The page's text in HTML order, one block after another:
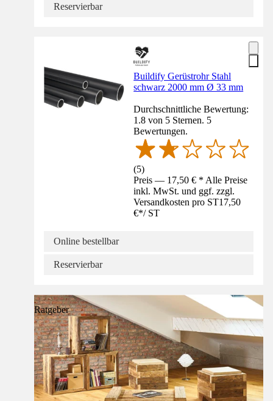
Reservierbar
Buildify Gerüstrohr Stahl
schwarz 2000 mm Ø 33 mm
Durchschnittliche Bewertung:
1.8 von 5 Sternen. 5
Bewertungen.
(5)
Preis — 17,50 € * Alle Preise
inkl. MwSt. und ggf. zzgl.
Versandkosten pro ST17,50
€*/ ST
Online bestellbar
Reservierbar
Ratgeber